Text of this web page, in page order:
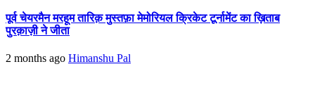
पूर्व चेयरमैन मरहूम तारिक़ मुस्तफ़ा मेमोरियल क्रिकेट टूर्नामेंट का ख़िताब
पुरक़ाज़ी ने जीता
2 months ago Himanshu Pal